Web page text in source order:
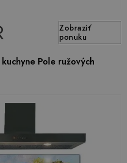
Zobraziť
ponuku
Pole ružových